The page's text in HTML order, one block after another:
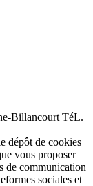
Billancourt TéL.
dépôt de cookies
vous proposer
de communication
sociales et